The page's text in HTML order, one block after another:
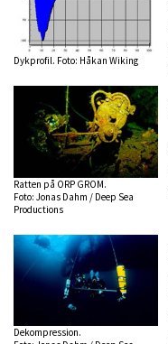
Dykprofil. Foto: Håkan Wiking
Ratten på ORP GROM.
Foto: Jonas Dahm / Deep Sea
Productions
Dekompression.